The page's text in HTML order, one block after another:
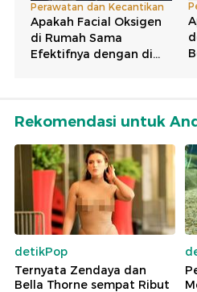
Rekomendasi untuk
detikPop
Ternyata Zendaya dan
Bella Thorne sempat Ribut